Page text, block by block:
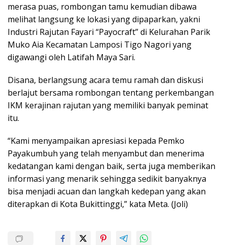
merasa puas, rombongan tamu kemudian dibawa
melihat langsung ke lokasi yang dipaparkan, yakni
Industri Rajutan Fayari “Payocraft” di Kelurahan Parik
Muko Aia Kecamatan Lamposi Tigo Nagori yang
digawangi oleh Latifah Maya Sari.
Disana, berlangsung acara temu ramah dan diskusi
berlajut bersama rombongan tentang perkembangan
IKM kerajinan rajutan yang memiliki banyak peminat
itu.
“Kami menyampaikan apresiasi kepada Pemko
Payakumbuh yang telah menyambut dan menerima
kedatangan kami dengan baik, serta juga memberikan
informasi yang menarik sehingga sedikit banyaknya
bisa menjadi acuan dan langkah kedepan yang akan
diterapkan di Kota Bukittinggi,” kata Meta. (Joli)